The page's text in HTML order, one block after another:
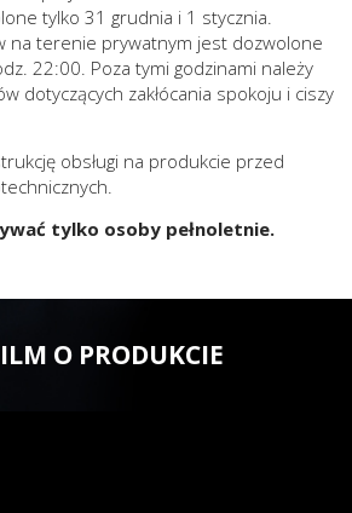
tylko 31 grudnia i 1 stycznia.
na terenie prywatnym jest dozwolone
22:00. Poza tymi godzinami należy
dotyczących zakłócania spokoju i ciszy
obsługi na produkcie przed
tylko osoby pełnoletnie.
O PRODUKCIE